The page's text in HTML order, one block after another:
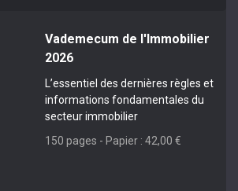
Vademecum de l'Immobilier
2026
L’essentiel des dernières règles et
informations fondamentales du
secteur immobilier
150 pages - Papier : 42,00 €